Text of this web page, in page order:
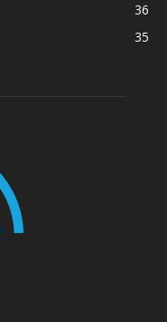
36
35